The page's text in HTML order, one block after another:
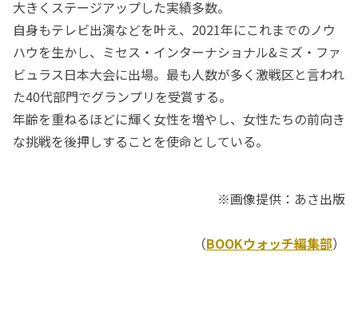
大きくステージアップした実績多数。
自身もテレビ出演などを叶え、2021年にこれまでのノウ
ハウを生かし、ミセス・インターナショナル&ミズ・ファ
ビュラス日本大会に出場。最も人数が多く激戦区と言われ
た40代部門でグランプリを受賞する。
年齢を重ねるほどに輝く女性を増やし、女性たちの前向き
な挑戦を後押しすることを使命としている。
※画像提供：あさ出版
（BOOKウォッチ編集部）